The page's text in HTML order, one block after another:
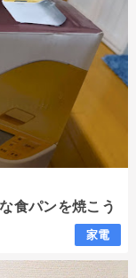
食パンを焼こう
家電